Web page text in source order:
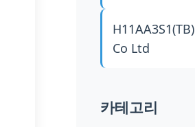
H11AA3S1(TB)
Co Ltd
카테고리